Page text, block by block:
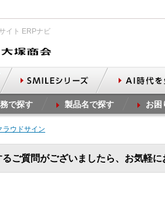
イト ERPナビ
で探す 製品名で探す お困
ラウドサイン
ご質問がございましたら、お気軽に